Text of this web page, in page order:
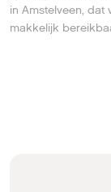
in Amstelveen, dat
makkelijk